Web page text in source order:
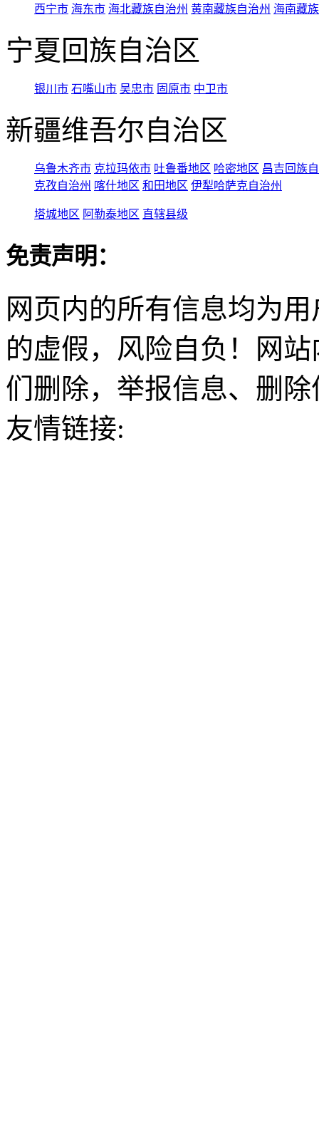
西宁市 海东市 海北藏族自治州 黄南藏族自治州 海南藏
宁夏回族自治区
银川市 石嘴山市 吴忠市 固原市 中卫市
新疆维吾尔自治区
乌鲁木齐市 克拉玛依市 吐鲁番地区 哈密地区 昌吉回族
克孜自治州 喀什地区 和田地区 伊犁哈萨克自治州
塔城地区 阿勒泰地区 直辖县级
免责声明：
网页内的所有信息均为
的虚假，风险自负！网
们删除，举报信息、删
友情链接: